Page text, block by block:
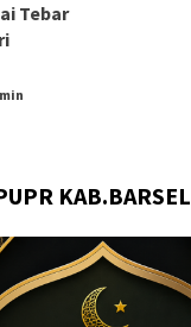
Tebar
KAB.BARSEL